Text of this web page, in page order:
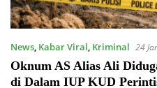
News, Kabar Viral, Kriminal 24
Oknum AS Alias Ali
di Dalam IUP KUD